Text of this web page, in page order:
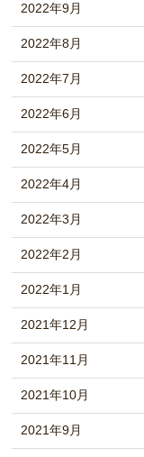
2022年9月
2022年8月
2022年7月
2022年6月
2022年5月
2022年4月
2022年3月
2022年2月
2022年1月
2021年12月
2021年11月
2021年10月
2021年9月